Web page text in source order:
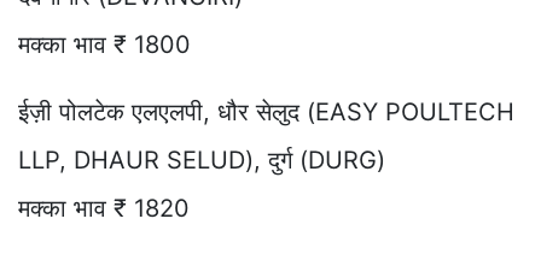
मक्का भाव ₹ 1800
ईज़ी पोलटेक एलएलपी, धौर सेलुद (EASY POULTECH
LLP, DHAUR SELUD), दुर्ग (DURG)
मक्का भाव ₹ 1820